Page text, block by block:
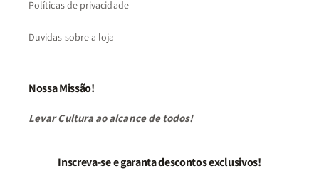
Políticas de privacidade
Duvidas sobre a loja
Nossa Missão!
Levar Cultura ao alcance de todos!
Inscreva-se e garanta descontos exclusivos!